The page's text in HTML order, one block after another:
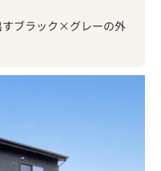
ブラック×グレーの外